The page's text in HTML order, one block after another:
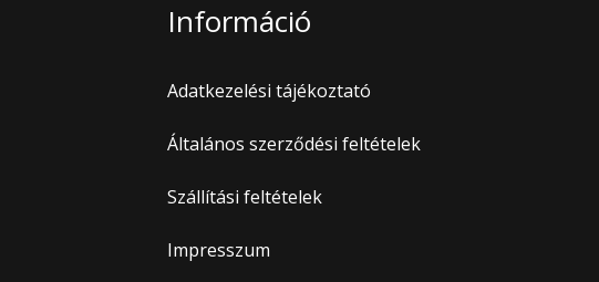
Információ
Adatkezelési tájékoztató
Általános szerződési feltételek
Szállítási feltételek
Impresszum